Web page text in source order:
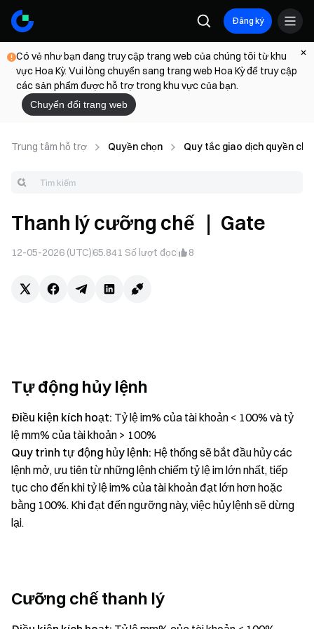
Đăng ký
Có vẻ như bạn đang truy cập trang web của chúng tôi từ khu
vực Hoa Kỳ. Vui lòng chuyển sang trang web Hoa Kỳ để truy cập
các sản phẩm được hỗ trợ trong khu vực của bạn.
Chuyển đổi trang web
Trung tâm hỗ trợ Quyền chọn Quy tắc giao dịch quyền
Thanh lý cưỡng chế ｜ Gate
12-05-2026 (UTC)65.841 Số lượt đọc 8
Tự động hủy lệnh
Điều kiện kích hoạt: Tỷ lệ im% của tài khoản < 100% và tỷ
lệ mm% của tài khoản > 100%
Quy trình tự động hủy lệnh: Hệ thống sẽ bắt đầu hủy các
lệnh mở, ưu tiên từ những lệnh chiếm tỷ lệ im lớn nhất, tiếp
tục cho đến khi tỷ lệ im% của tài khoản đạt lớn hơn hoặc
bằng 100%. Khi đạt đến ngưỡng này, việc hủy lệnh sẽ dừng
lại.
Cưỡng chế thanh lý